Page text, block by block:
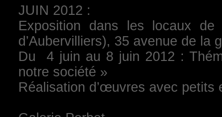
JUIN 2012 :
Exposition dans les locaux
d’Aubervilliers), 35 avenue de la
Du 4 juin au 8 juin 2012 :
notre société »
Réalisation d’œuvres avec petits